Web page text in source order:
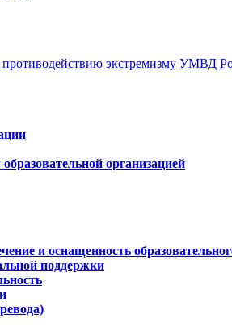
противодействию экстремизму УМВД
организацией
и оснащенность
поддержки